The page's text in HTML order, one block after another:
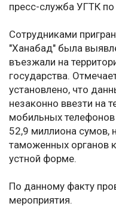
пресс-служба УГТК
Сотрудниками
"Ханабад" была
въезжали на
государства.
установлено, что
незаконно ввезти на
мобильных
52,9 миллиона сумов,
таможенных органов
устной форме.
По данному факту
мероприятия.